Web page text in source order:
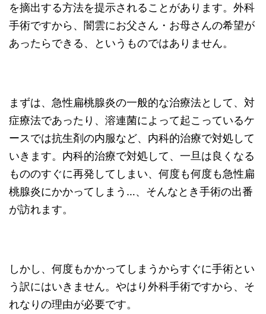
を摘出する方法を提示されることがあります。外科
手術ですから、闇雲にお父さん・お母さんの希望が
あったらできる、というものではありません。
まずは、急性扁桃腺炎の一般的な治療法として、対
症療法であったり、溶連菌によって起こっているケ
ースでは抗生剤の内服など、内科的治療で対処して
いきます。内科的治療で対処して、一旦は良くなる
もののすぐに再発してしまい、何度も何度も急性扁
桃腺炎にかかってしまう…、そんなとき手術の出番
が訪れます。
しかし、何度もかかってしまうからすぐに手術とい
う訳にはいきません。やはり外科手術ですから、そ
れなりの理由が必要です。